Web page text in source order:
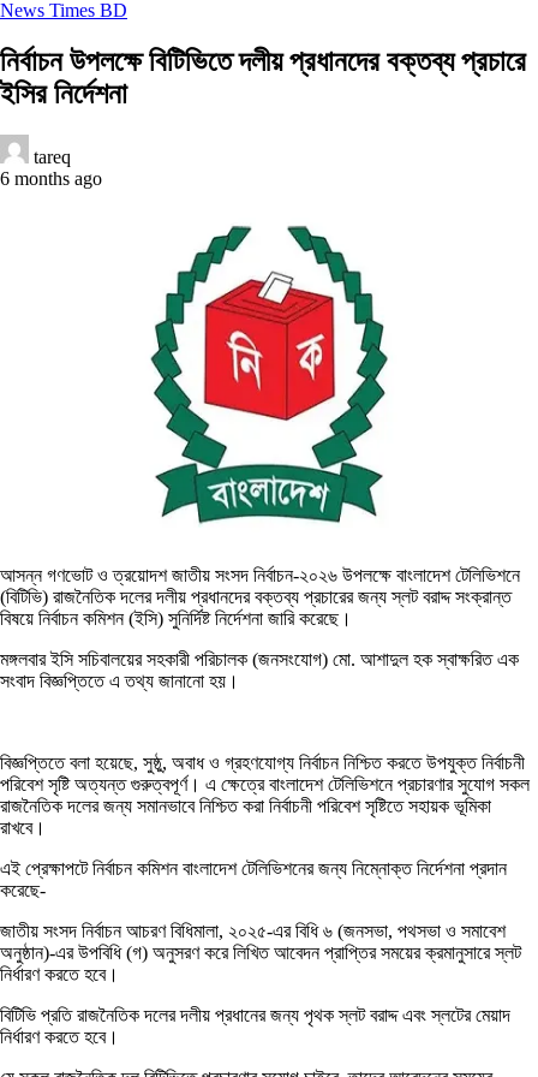
News Times BD
নির্বাচন উপলক্ষে বিটিভিতে দলীয় প্রধানদের বক্তব্য প্রচারে
ইসির নির্দেশনা
tareq
6 months ago
আসন্ন গণভোট ও ত্রয়োদশ জাতীয় সংসদ নির্বাচন-২০২৬ উপলক্ষে বাংলাদেশ টেলিভিশনে
(বিটিভি) রাজনৈতিক দলের দলীয় প্রধানদের বক্তব্য প্রচারের জন্য স্লট বরাদ্দ সংক্রান্ত
বিষয়ে নির্বাচন কমিশন (ইসি) সুনির্দিষ্ট নির্দেশনা জারি করেছে।
মঙ্গলবার ইসি সচিবালয়ের সহকারী পরিচালক (জনসংযোগ) মো. আশাদুল হক স্বাক্ষরিত এক
সংবাদ বিজ্ঞপ্তিতে এ তথ্য জানানো হয়।
বিজ্ঞপ্তিতে বলা হয়েছে, সুষ্ঠু, অবাধ ও গ্রহণযোগ্য নির্বাচন নিশ্চিত করতে উপযুক্ত নির্বাচনী
পরিবেশ সৃষ্টি অত্যন্ত গুরুত্বপূর্ণ। এ ক্ষেত্রে বাংলাদেশ টেলিভিশনে প্রচারণার সুযোগ সকল
রাজনৈতিক দলের জন্য সমানভাবে নিশ্চিত করা নির্বাচনী পরিবেশ সৃষ্টিতে সহায়ক ভূমিকা
রাখবে।
এই প্রেক্ষাপটে নির্বাচন কমিশন বাংলাদেশ টেলিভিশনের জন্য নিম্নোক্ত নির্দেশনা প্রদান
করেছে-
জাতীয় সংসদ নির্বাচন আচরণ বিধিমালা, ২০২৫-এর বিধি ৬ (জনসভা, পথসভা ও সমাবেশ
অনুষ্ঠান)-এর উপবিধি (গ) অনুসরণ করে লিখিত আবেদন প্রাপ্তির সময়ের ক্রমানুসারে স্লট
নির্ধারণ করতে হবে।
বিটিভি প্রতি রাজনৈতিক দলের দলীয় প্রধানের জন্য পৃথক স্লট বরাদ্দ এবং স্লটের মেয়াদ
নির্ধারণ করতে হবে।